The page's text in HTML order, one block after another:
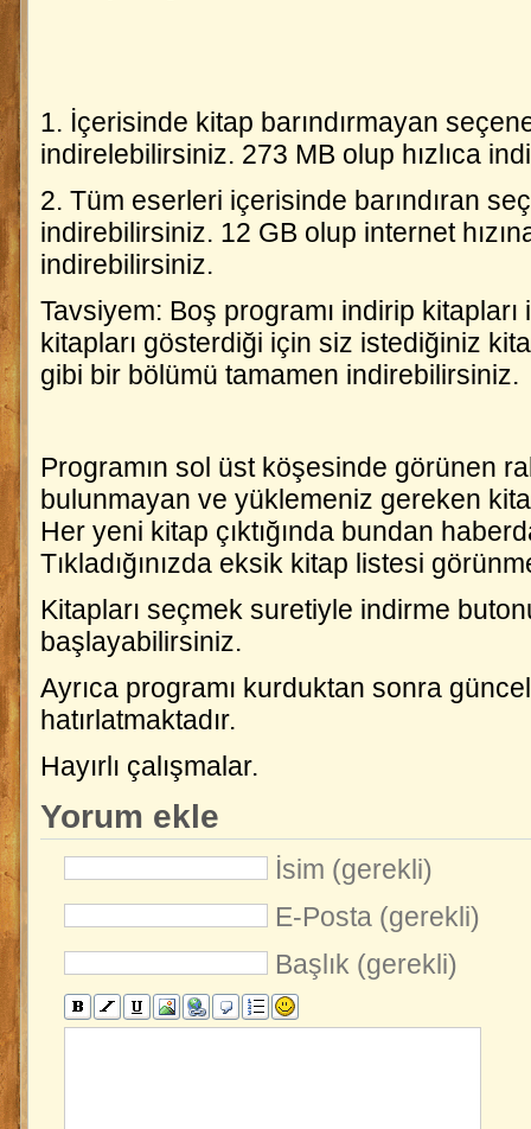
1. İçerisinde kitap barındırmayan
indirelebilirsiniz. 273 MB olup hızlıca
2. Tüm eserleri içerisinde barındıran
indirebilirsiniz. 12 GB olup internet
indirebilirsiniz.
Tavsiyem: Boş programı indirip
kitapları gösterdiği için siz istediğiniz
gibi bir bölümü tamamen indirebilirsiniz.
Programın sol üst köşesinde görünen
bulunmayan ve yüklemeniz gereken
Her yeni kitap çıktığında bundan
Tıkladığınızda eksik kitap listesi
Kitapları seçmek suretiyle indirme
başlayabilirsiniz.
Ayrıca programı kurduktan sonra
hatırlatmaktadır.
Hayırlı çalışmalar.
Yorum ekle
İsim (gerekli)
E-Posta (gerekli)
Başlık (gerekli)